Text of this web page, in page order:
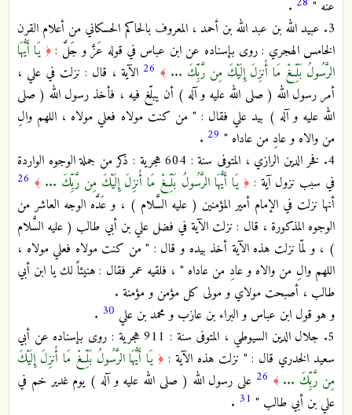
عنه "
.
3. عبيد الله بن عبد الله بن أحمد ، المعروف بالحاكم الحسكاني من أعلام القرن
الخامس الهجري : روى بإسناده عن ابن عباس في قوله عَزَّ و جَلَّ :﴿ يَا أَيُّهَا
الرَّسُولُ بَلِّغْ مَا أُنزِلَ إِلَيْكَ مِن رَّبِّكَ ... ﴾ 26 الآية ، قال : نزلت في علي ،
أمر رسول الله ( صلى الله عليه و آله ) أن يبلّغ فيه ، فأخذ رسول الله ( صلى
الله عليه و آله ) بيد علي فقال : " من كنت مولاه فعلي مولاه ، اللهم والِ
من والاه و عادِ من عاداه " 29
.
4. فخر الدين الرازي ، المتوفى سنة : 604 هجرية : ذكر من جملة الوجوه الواردة
في سبب نزول آية :﴿ يَا أَيُّهَا الرَّسُولُ بَلِّغْ مَا أُنزِلَ إِلَيْكَ مِن رَّبِّكَ ... ﴾ 26
أنها نزلت في الإمام أمير المؤمنين ( عليه السَّلام ) ، و عَدَّه الوجه العاشر من
الوجوه المذكورة ، قال : نزلت الآية في فضل علي بن أبي طالب ( عليه السَّلام
) ، و لمّا نزلت هذه الآية أخذ بيده و قال : " من كنت مولاه فعلي مولاه ،
اللهم والِ من والاه و عادِ من عاداه " ، فلقيه عمر فقال : هنيئاً لك يا ابن أبي
طالب ، أصبحت مولاي و مولى كل مؤمن و مؤمنة .
و هو قول ابن عباس و البراء بن عازب و محمد بن علي 30
.
5. جلال الدين السيوطي ، المتوفى سنة : 911 هجرية : روى بإسناده عن أبي
سعيد الخدري قال : " نزلت هذه الآية : ﴿ يَا أَيُّهَا الرَّسُولُ بَلِّغْ مَا أُنزِلَ إِلَيْكَ
مِن رَّبِّكَ ... ﴾ 26 على رسول الله ( صلى الله عليه و آله ) يوم غدير خم في
علي بن أبي طالب " 31
.